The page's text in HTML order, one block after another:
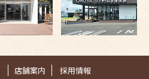
店舗案内 採用情報